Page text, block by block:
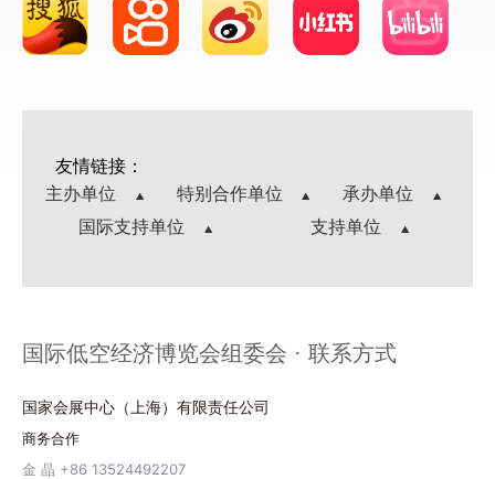
友情链接：
主办单位
特别合作单位
承办单位
国际支持单位
支持单位
国际低空经济博览会组委会 · 联系方式
国家会展中心（上海）有限责任公司
商务合作
金 晶 +86 13524492207